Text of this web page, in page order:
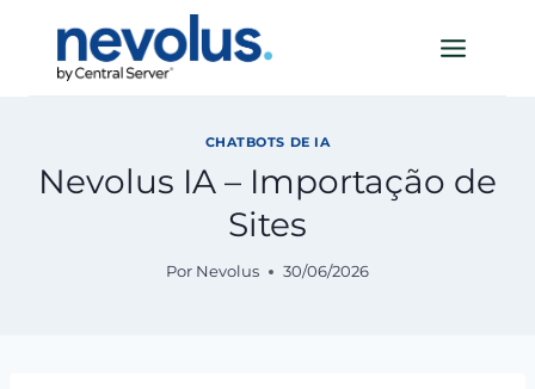
CHATBOTS DE IA
Nevolus IA – Importação de
Sites
Por Nevolus 30/06/2026